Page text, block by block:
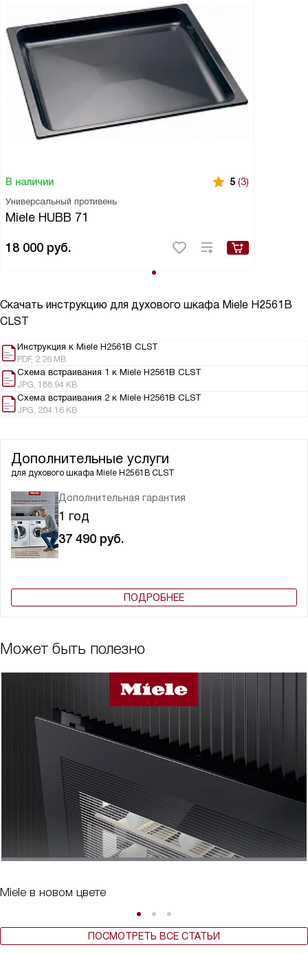
В наличии 5 (3)
Универсальный противень
Miele HUBB 71
18 000 руб.
Скачать инструкцию для духового шкафа Miele H2561B
CLST
Инструкция к Miele H2561B CLST
PDF, 2.26 MB
Схема встраивания 1 к Miele H2561B CLST
JPG, 188.94 KB
Схема встраивания 2 к Miele H2561B CLST
JPG, 204.16 KB
Дополнительные услуги
для духового шкафа Miele H2561B CLST
Дополнительная гарантия
1 год
37 490 руб.
ПОДРОБНЕЕ
Может быть полезно
Miele в новом цвете
ПОСМОТРЕТЬ ВСЕ СТАТЬИ